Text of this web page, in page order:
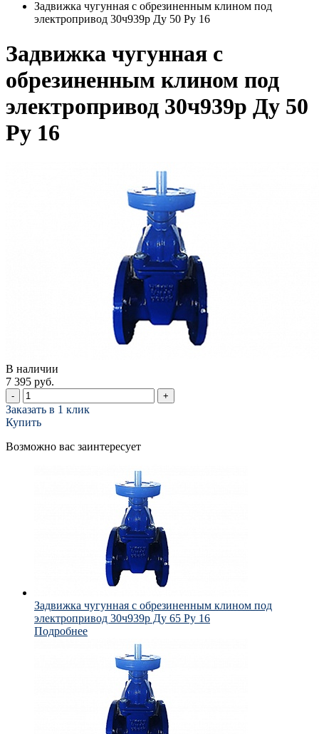
Задвижка чугунная с обрезиненным клином под
электропривод 30ч939р Ду 50 Ру 16
Задвижка чугунная с
обрезиненным клином под
электропривод 30ч939р Ду 50
Ру 16
В наличии
7 395 руб.
- +
Заказать в 1 клик
Купить
Возможно вас заинтересует
Задвижка чугунная с обрезиненным клином под
электропривод 30ч939р Ду 65 Ру 16
Подробнее